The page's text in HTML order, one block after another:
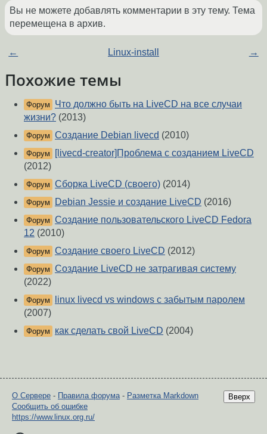
Вы не можете добавлять комментарии в эту тему. Тема
перемещена в архив.
← Linux-install →
Похожие темы
Форум
Что должно быть на LiveCD на все случаи
жизни? (2013)
Форум Создание Debian livecd (2010)
Форум
[livecd-creator]Проблема с созданием LiveCD
(2012)
Форум Сборка LiveCD (своего) (2014)
Форум Debian Jessie и создание LiveCD (2016)
Форум Создание пользовательского LiveCD Fedora
12 (2010)
Форум Создание своего LiveCD (2012)
Форум Создание LiveCD не затрагивая систему
(2022)
Форум
linux livecd vs windows с забытым паролем
(2007)
Форум как сделать свой LiveCD (2004)
Вверх
О Сервере - Правила форума- Разметка Markdown
Сообщить об ошибке
https://www.linux.org.ru/